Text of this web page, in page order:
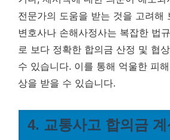
전문가의 도움을 받는 것을 고려해
변호사나 손해사정사는 복잡한 법
로 보다 정확한 합의금 산정 및 협
수 있습니다. 이를 통해 억울한 피
상을 받을 수 있습니다.
4. 교통사고 합의금 계